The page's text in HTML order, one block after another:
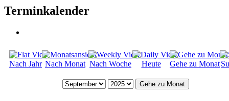
Terminkalender
Nach Jahr Nach Monat Nach Woche Heute Gehe zu Monat
Gehe zu Monat